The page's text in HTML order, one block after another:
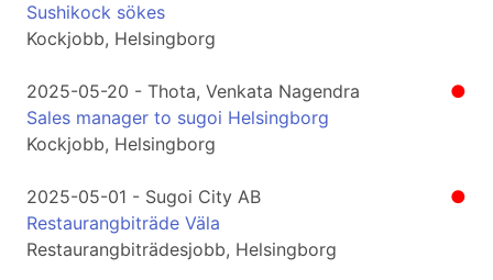
Sushikock sökes
Kockjobb, Helsingborg
●
2025-05-20 - Thota, Venkata Nagendra
Sales manager to sugoi Helsingborg
Kockjobb, Helsingborg
●
2025-05-01 - Sugoi City AB
Restaurangbiträde Väla
Restaurangbiträdesjobb, Helsingborg